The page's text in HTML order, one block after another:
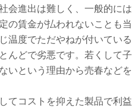
会進出は難しく、一般的には
の賃金が払われないことも当
温度でただやねが付いている
んどで劣悪です。若くして子
いという理由から売春などを
てコストを抑えた製品で利益